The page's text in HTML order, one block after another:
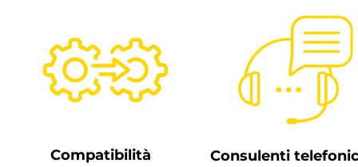
Compatibilità
Consulenti